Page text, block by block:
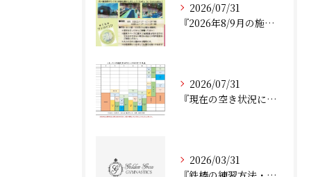
2026/07/31
『2026年8/9月の施設開放について』
2026/07/31
『現在の空き状況について：2026年7月』
2026/03/31